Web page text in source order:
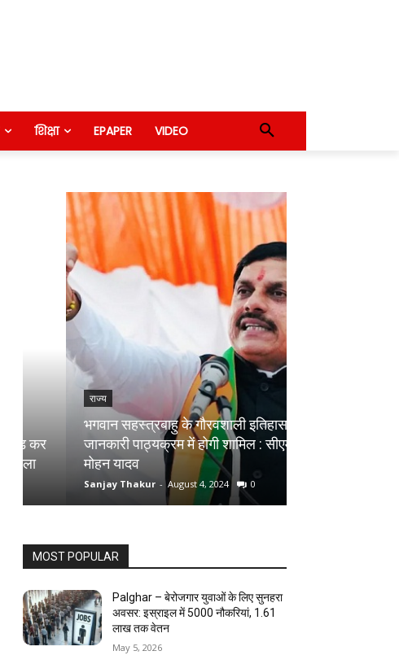
शिक्षा EPAPER VIDEO
भगवान सहस्त्रबाहु के गौरवशाली इतिहास की
जानकारी पाठ्यक्रम में होगी शामिल : सीएम
मोहन यादव
Sanjay Thakur - August 4, 2024 0
MOST POPULAR
Palghar – बेरोजगार युवाओं के लिए सुनहरा
अवसर: इस्राइल में 5000 नौकरियां, ₹1.61
लाख तक वेतन
May 5, 2026